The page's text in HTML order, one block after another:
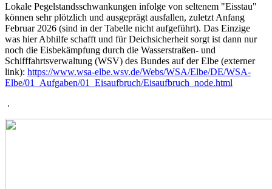
Lokale Pegelstandsschwankungen infolge von seltenem "Eisstau"
können sehr plötzlich und ausgeprägt ausfallen, zuletzt Anfang
Februar 2026 (sind in der Tabelle nicht aufgeführt). Das Einzige
was hier Abhilfe schafft und für Deichsicherheit sorgt ist dann nur
noch die Eisbekämpfung durch die Wasserstraßen- und
Schifffahrtsverwaltung (WSV) des Bundes auf der Elbe (externer
link): https://www.wsa-elbe.wsv.de/Webs/WSA/Elbe/DE/WSA-
Elbe/01_Aufgaben/01_Eisaufbruch/Eisaufbruch_node.html
.